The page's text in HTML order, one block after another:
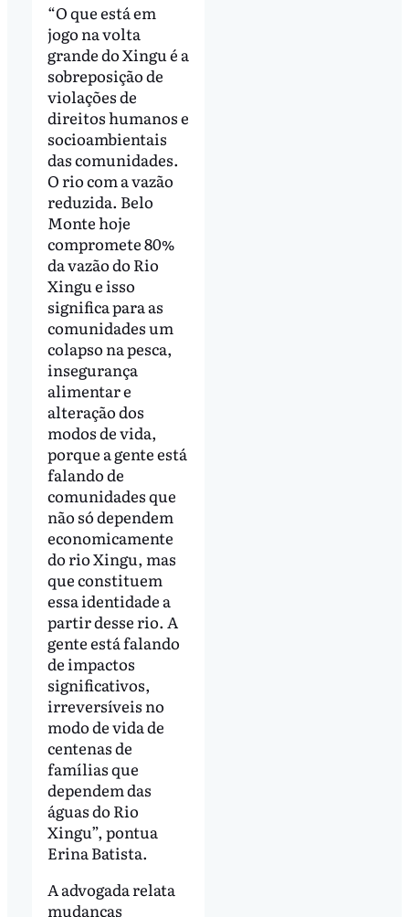
“O que está em
jogo na volta
grande do Xingu é a
sobreposição de
violações de
direitos humanos e
socioambientais
das comunidades.
O rio com a vazão
reduzida. Belo
Monte hoje
compromete 80%
da vazão do Rio
Xingu e isso
significa para as
comunidades um
colapso na pesca,
insegurança
alimentar e
alteração dos
modos de vida,
porque a gente está
falando de
comunidades que
não só dependem
economicamente
do rio Xingu, mas
que constituem
essa identidade a
partir desse rio. A
gente está falando
de impactos
significativos,
irreversíveis no
modo de vida de
centenas de
famílias que
dependem das
águas do Rio
Xingu”, pontua
Erina Batista.
A advogada relata
mudanças